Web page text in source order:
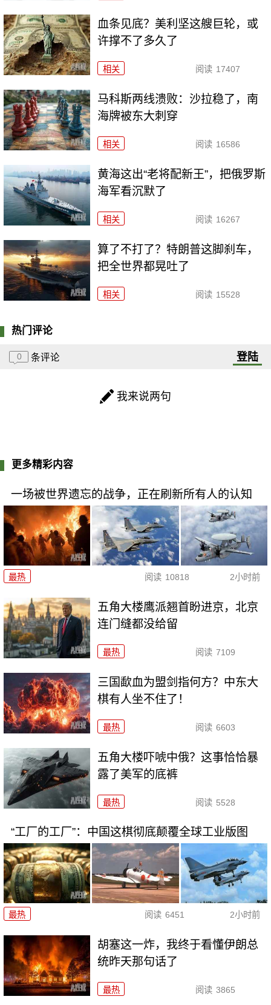
血条见底？美利坚这艘巨轮，或
许撑不了多久了
相关 阅读 17407
马科斯两线溃败：沙拉稳了，南
海牌被东大刺穿
相关 阅读 16586
黄海这出“老将配新王”，把俄罗斯
海军看沉默了
相关 阅读 16267
算了不打了？特朗普这脚刹车，
把全世界都晃吐了
相关 阅读 15528
热门评论
0 条评论 登陆
我来说两句
更多精彩内容
一场被世界遗忘的战争，正在刷新所有人的认知
最热 阅读 10818 2小时前
五角大楼鹰派翘首盼进京，北京
连门缝都没给留
最热 阅读 7109
三国歃血为盟剑指何方？中东大
棋有人坐不住了！
最热 阅读 6603
五角大楼吓唬中俄？这事恰恰暴
露了美军的底裤
最热 阅读 5528
“工厂的工厂”：中国这棋彻底颠覆全球工业版图
最热 阅读 6451 2小时前
胡塞这一炸，我终于看懂伊朗总
统昨天那句话了
最热 阅读 3865